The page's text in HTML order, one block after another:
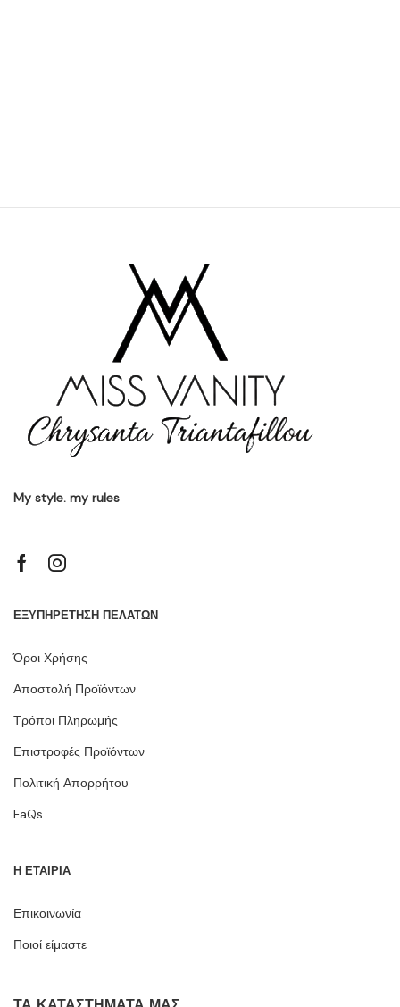
My style. my rules
ΕΞΥΠΗΡΕΤΗΣΗ ΠΕΛΑΤΩΝ
Όροι Χρήσης
Αποστολή Προϊόντων
Τρόποι Πληρωμής
Επιστροφές Προϊόντων
Πολιτική Απορρήτου
FaQs
Η ΕΤΑΙΡΙΑ
Επικοινωνία
Ποιοί είμαστε